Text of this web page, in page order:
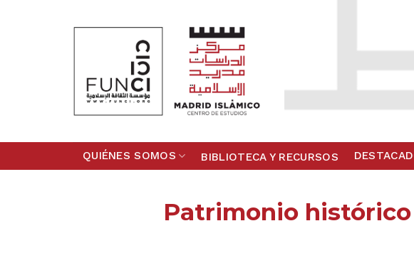
QUIÉNES SOMOS BIBLIOTECA Y RECURSOS
Patrimonio